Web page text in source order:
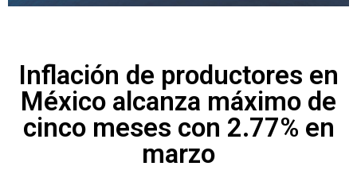
Inflación de productores en
México alcanza máximo de
cinco meses con 2.77% en
marzo